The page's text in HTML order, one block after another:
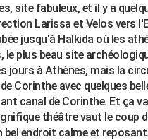
site fabuleux, et il y a
Larissa et Velos vers
jusqu'à Halkida où les
le plus beau site
jours à Athènes, mais la
Corinthe avec quelques
canal de Corinthe. Et ça
théâtre vaut le coup
bel endroit calme et